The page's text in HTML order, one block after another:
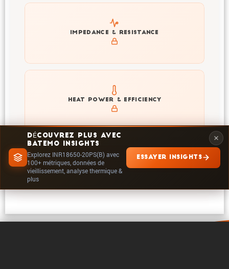
DÉCOUVREZ PLUS AVEC
BATEMO INSIGHTS
Explorez INR18650-20PS(B) avec
100+ métriques, données de
vieillissement, analyse thermique &
plus
ESSAYER INSIGHTS
IMPEDANCE & RESISTANCE
Explore impedance spectrum and DCIR (SOC, T) of
INR18650-20PS(B)
HEAT POWER & EFFICIENCY
Explore heat generation and cell efficiency at different
temperatures and powers of INR18650-20PS(B)
EXPLORER DANS INSIGHTS